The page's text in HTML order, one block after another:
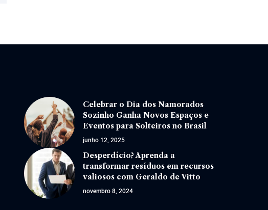
Celebrar o Dia dos Namorados
Sozinho Ganha Novos Espaços e
Eventos para Solteiros no Brasil
junho 12, 2025
Desperdício? Aprenda a
transformar resíduos em recursos
valiosos com Geraldo de Vitto
novembro 8, 2024